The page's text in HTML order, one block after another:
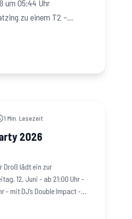
um 05:44 Uhr
zu einem T2 –
1 Min. Lesezeit
2026
Droß lädt ein zur
12. Juni - ab 21:00 Uhr -
- mit DJ‘s Double Impact -